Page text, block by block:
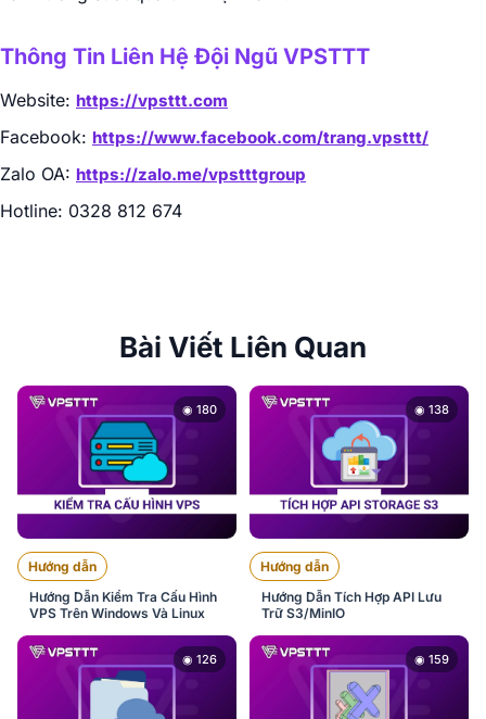
Thông Tin Liên Hệ Đội Ngũ VPSTTT
Website: https://vpsttt.com
Facebook: https://www.facebook.com/trang.vpsttt/
Zalo OA: https://zalo.me/vpstttgroup
Hotline: 0328 812 674
Bài Viết Liên Quan
◉ 180
Hướng dẫn
Hướng Dẫn Kiểm Tra Cấu Hình
VPS Trên Windows Và Linux
◉ 138
Hướng dẫn
Hướng Dẫn Tích Hợp API Lưu
Trữ S3/MinIO
◉ 126 ◉ 159